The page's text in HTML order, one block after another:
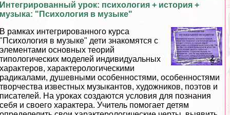
Интегрированный урок: психология + история +
музыка: "Психология в музыке"
В рамках интегрированного курса
"Психология в музыке" дети знакомятся с
элементами основных теорий
типологических моделей индивидуальных
хаpaктеров, хаpaктерологическими
радикалами, душевными особенностями, особенностями
творчества известных музыкантов, художников, поэтов и
писателей. На уроках создаются условия для познания
себя и своего хаpaктера. Учитель помогает детям